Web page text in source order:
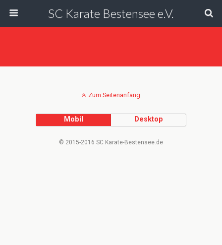
SC Karate Bestensee e.V.
Zum Seitenanfang
Mobil Desktop
© 2015-2016 SC Karate-Bestensee.de